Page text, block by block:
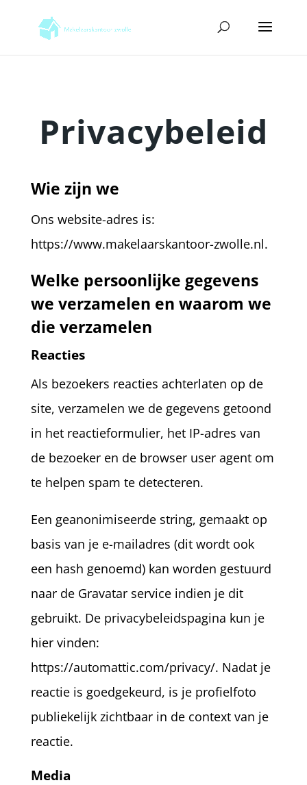
Privacybeleid
Wie zijn we
Ons website-adres is:
https://www.makelaarskantoor-zwolle.nl.
Welke persoonlijke gegevens
we verzamelen en waarom we
die verzamelen
Reacties
Als bezoekers reacties achterlaten op de
site, verzamelen we de gegevens getoond
in het reactieformulier, het IP-adres van
de bezoeker en de browser user agent om
te helpen spam te detecteren.
Een geanonimiseerde string, gemaakt op
basis van je e-mailadres (dit wordt ook
een hash genoemd) kan worden gestuurd
naar de Gravatar service indien je dit
gebruikt. De privacybeleidspagina kun je
hier vinden:
https://automattic.com/privacy/. Nadat je
reactie is goedgekeurd, is je profielfoto
publiekelijk zichtbaar in de context van je
reactie.
Media